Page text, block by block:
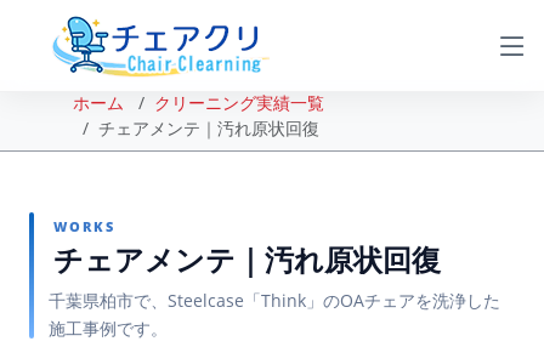
ホーム
クリーニング実績一覧
チェアメンテ｜汚れ原状回復
WORKS
チェアメンテ｜汚れ原状回復
千葉県柏市で、Steelcase「Think」のOAチェアを洗浄した
施工事例です。